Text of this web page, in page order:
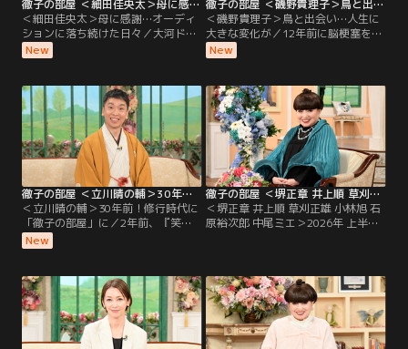
徹子の部屋 ＜細田佳央太＞母に感謝…オーディションに落ち続けた日々（2026/08/03放送分）
＜細田佳央太＞母に感謝…オーディ
ションに落ち続けた日々／大河ドラ
マや朝ドラなど話題作に次々と出演
し、注目を集める若手実力派俳優の
ドラ「あんぱん」や大河ドラマ「ど
うする家康」への出演で話題を呼ん
だ細田さんだが、実は4歳で自ら
「テレビの中に入りたい」と言い芸
能界入りしたという。
New
徹子の部屋 ＜磯野貴理子＞鳥と出会い…人生に大きな変化が（2026/07/31放送分）
＜磯野貴理子＞鳥と出会い…人生に
大きな変化が／12年前に脳梗塞を経
験した磯野貴理子さん、今回は黒柳
と「楽しい話をしたい」と番組を訪
きになったことで、鳥の写真を撮ろ
うとカメラを始め、その写真を発表
するためにSNSも。そして様々な鳥
を観察するため、登山を始めるな
ど、人生が豊かになったと語る。ま
た、昨年は「終活」を始め…。
New
徹子の部屋 ＜立川晴の輔＞30年前！修行時代に「徹子の部屋」に（2026/07/30放送分）
＜立川晴の輔＞30年前！修行時代に
「徹子の部屋」に／2年前、『笑
点』の新メンバーに選ばれ話題とな
った立川晴の輔さん。東京農業大学
の落語に衝撃を受け、在学中の4年
間、毎月独演会に通った。卒業後、
弟子入りをしたが、その修行時代は
過酷。
New
徹子の部屋 ＜堺正章 井上順 草刈正雄 小林旭 石原裕次郎 中尾ミエ＞2026年 上半期傑作選（3）（2026/07/29放送分）
＜堺正章 井上順 草刈正雄 小林旭 石
原裕次郎 中尾ミエ＞2026年 上半期
名コンビ！60年来の友人、堺正章さ
んと井上順さんの出会いは10代。初
対面では…！？草刈正雄さんは、顔
も知らなかったアメリカ人のお父様
の消息を求めて渡米したお話を。